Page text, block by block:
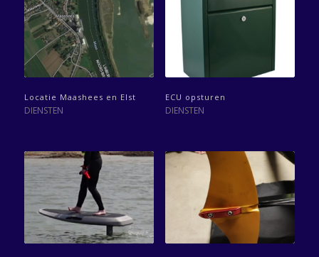
Locatie Maashees en Elst
DIENSTEN
ECU opsturen
DIENSTEN